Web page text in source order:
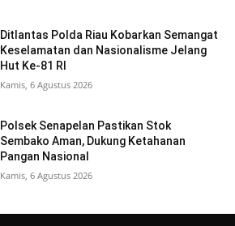
Ditlantas Polda Riau Kobarkan Semangat
Keselamatan dan Nasionalisme Jelang
Hut Ke-81 RI
Kamis, 6 Agustus 2026
Polsek Senapelan Pastikan Stok
Sembako Aman, Dukung Ketahanan
Pangan Nasional
Kamis, 6 Agustus 2026